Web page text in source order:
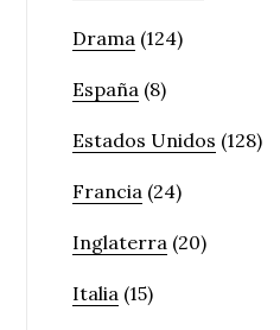
Drama (124)
España (8)
Estados Unidos (128)
Francia (24)
Inglaterra (20)
Italia (15)